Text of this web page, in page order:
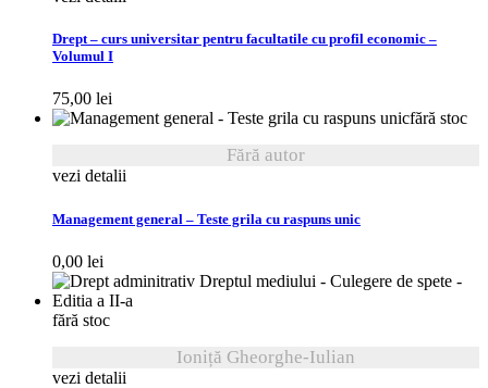
Drept – curs universitar pentru facultatile cu profil economic –
Volumul I
75,00 lei
fără stoc
Fără autor
vezi detalii
Management general – Teste grila cu raspuns unic
0,00 lei
fără stoc
Ioniță Gheorghe-Iulian
vezi detalii